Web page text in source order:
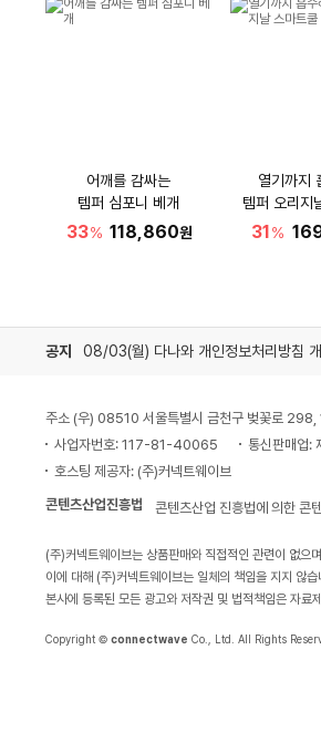
어깨를 감싸는
템퍼 심포니 베개
33% 118,860원
열기까지
템퍼 오리지
31%
공지
주소 (우) 08510 서울특별시 금천구 벚꽃로 298,
사업자번호: 117-81-40065
통신판매업
호스팅 제공자: (주)커넥트웨이브
콘텐츠산업진흥법
콘텐츠산업 진흥법에 의한 콘
(주)커넥트웨이브는 상품판매와 직접적인 관련이 없으
이에 대해 (주)커넥트웨이브는 일체의 책임을 지지 않습
본사에 등록된 모든 광고와 저작권 및 법적책임은 자
Copyright © connectwave Co., Ltd. All Rights